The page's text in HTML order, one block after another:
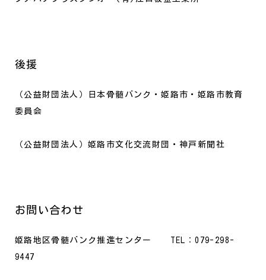
後援
（公益財団法人）日本骨髄バンク・姫路市・姫路市教育
委員会
（公益財団法人）姫路市文化交流財団・神戸新聞社
お問い合わせ
姫路地区骨髄バンク推進センター TEL：079-298-
9447